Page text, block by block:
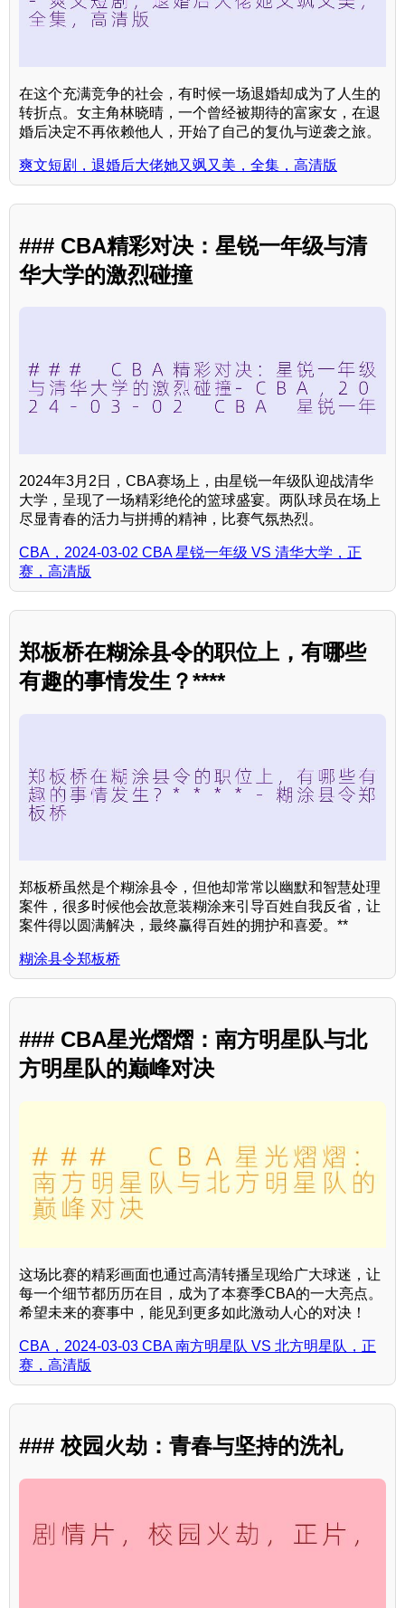
在这个充满竞争的社会，有时候一场退婚却成为了人生的
转折点。女主角林晓晴，一个曾经被期待的富家女，在退
婚后决定不再依赖他人，开始了自己的复仇与逆袭之旅。
爽文短剧，退婚后大佬她又飒又美，全集，高清版
### CBA精彩对决：星锐一年级与清
华大学的激烈碰撞
2024年3月2日，CBA赛场上，由星锐一年级队迎战清华
大学，呈现了一场精彩绝伦的篮球盛宴。两队球员在场上
尽显青春的活力与拼搏的精神，比赛气氛热烈。
CBA，2024-03-02 CBA 星锐一年级 VS 清华大学，正
赛，高清版
郑板桥在糊涂县令的职位上，有哪些
有趣的事情发生？****
郑板桥虽然是个糊涂县令，但他却常常以幽默和智慧处理
案件，很多时候他会故意装糊涂来引导百姓自我反省，让
案件得以圆满解决，最终赢得百姓的拥护和喜爱。**
糊涂县令郑板桥
### CBA星光熠熠：南方明星队与北
方明星队的巅峰对决
这场比赛的精彩画面也通过高清转播呈现给广大球迷，让
每一个细节都历历在目，成为了本赛季CBA的一大亮点。
希望未来的赛事中，能见到更多如此激动人心的对决！
CBA，2024-03-03 CBA 南方明星队 VS 北方明星队，正
赛，高清版
### 校园火劫：青春与坚持的洗礼